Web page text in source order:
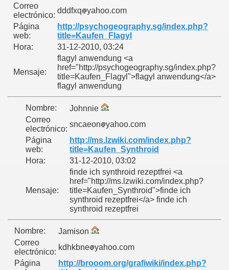
Correo
electrónico:
dddfxq
yahoo.com
Página
web:
http://psychogeography.sg/index.php?
title=Kaufen_Flagyl
Hora:
31-12-2010, 03:24
Mensaje:
flagyl anwendung <a
href="http://psychogeography.sg/index.php?
title=Kaufen_Flagyl">flagyl anwendung</a>
flagyl anwendung
Nombre:
Johnnie
Correo
electrónico:
sncaeon
yahoo.com
Página
web:
http://ms.lzwiki.com/index.php?
title=Kaufen_Synthroid
Hora:
31-12-2010, 03:02
Mensaje:
finde ich synthroid rezeptfrei <a
href="http://ms.lzwiki.com/index.php?
title=Kaufen_Synthroid">finde ich
synthroid rezeptfrei</a> finde ich
synthroid rezeptfrei
Nombre:
Jamison
Correo
electrónico:
kdhkbne
yahoo.com
Página
http://brooom.org/grafiwiki/index.php?